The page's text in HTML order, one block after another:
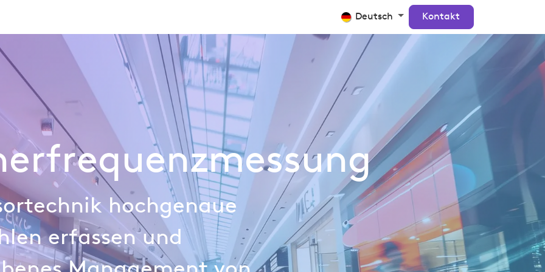
Kontakt
Deutsch Kontakt
hochgenaue
erfassen und